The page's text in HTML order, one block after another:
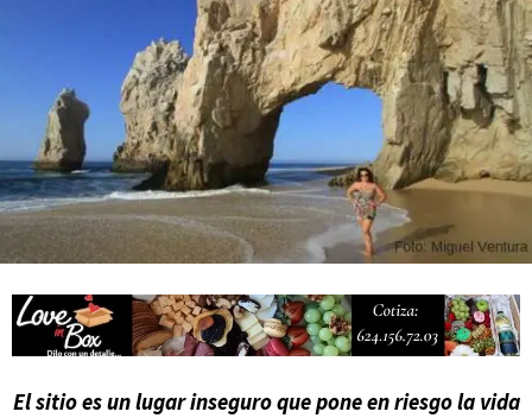
El sitio es un lugar inseguro que pone en riesgo la vida